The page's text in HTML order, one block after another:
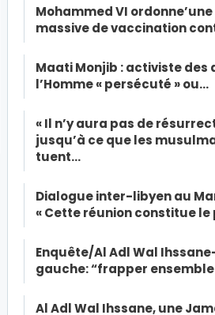
Mohammed VI
massive de vaccination
Maati Monjib : activiste des
l’Homme « persécuté » ou…
« Il n’y aura pas de
jusqu’à ce que les
tuent…
Dialogue inter-libyen au
« Cette réunion constitue
Enquête/Al Adl Wal
gauche: “frapper
Al Adl Wal Ihssane, une